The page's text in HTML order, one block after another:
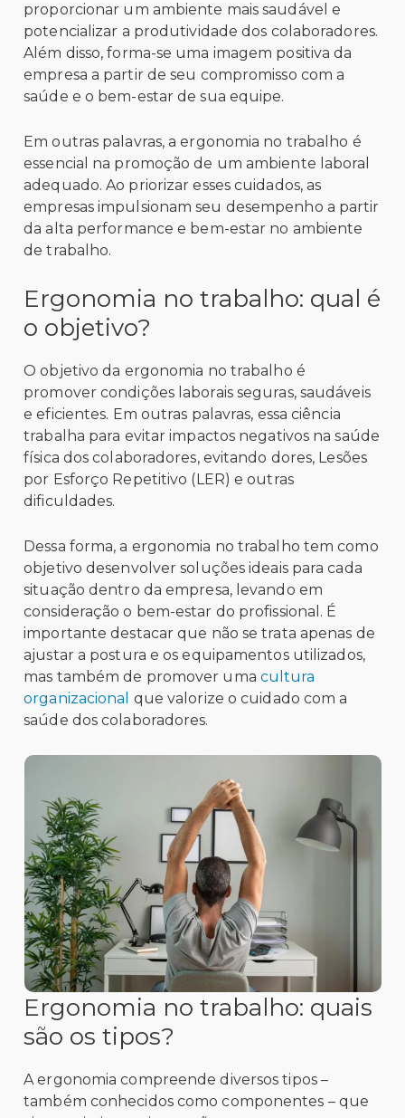
proporcionar um ambiente mais saudável e
potencializar a produtividade dos colaboradores.
Além disso, forma-se uma imagem positiva da
empresa a partir de seu compromisso com a
saúde e o bem-estar de sua equipe.
Em outras palavras, a ergonomia no trabalho é
essencial na promoção de um ambiente laboral
adequado. Ao priorizar esses cuidados, as
empresas impulsionam seu desempenho a partir
da alta performance e bem-estar no ambiente
de trabalho.
Ergonomia no trabalho: qual é
o objetivo?
O objetivo da ergonomia no trabalho é
promover condições laborais seguras, saudáveis
e eficientes. Em outras palavras, essa ciência
trabalha para evitar impactos negativos na saúde
física dos colaboradores, evitando dores, Lesões
por Esforço Repetitivo (LER) e outras
dificuldades.
Dessa forma, a ergonomia no trabalho tem como
objetivo desenvolver soluções ideais para cada
situação dentro da empresa, levando em
consideração o bem-estar do profissional. É
importante destacar que não se trata apenas de
ajustar a postura e os equipamentos utilizados,
mas também de promover uma cultura
organizacional que valorize o cuidado com a
saúde dos colaboradores.
Ergonomia no trabalho: quais
são os tipos?
A ergonomia compreende diversos tipos –
também conhecidos como componentes – que